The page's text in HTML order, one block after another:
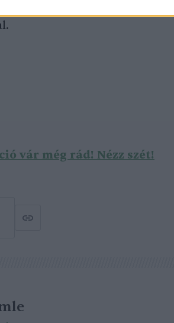
kormányra, hogy teljesen
vár még rád! Nézz szét!